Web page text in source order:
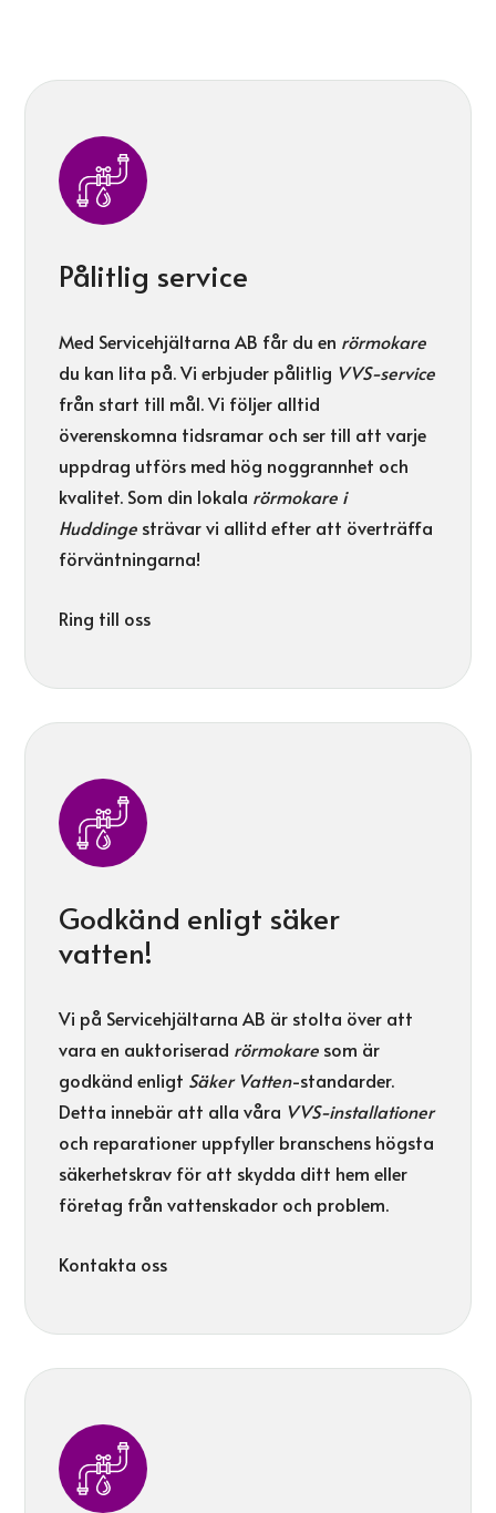
Pålitlig service
Med Servicehjältarna AB får du en rörmokare
du kan lita på. Vi erbjuder pålitlig VVS-service
från start till mål. Vi följer alltid
överenskomna tidsramar och ser till att varje
uppdrag utförs med hög noggrannhet och
kvalitet. Som din lokala rörmokare i
Huddinge strävar vi allitd efter att överträffa
förväntningarna!
Ring till oss
Godkänd enligt säker
vatten!
Vi på Servicehjältarna AB är stolta över att
vara en auktoriserad rörmokare som är
godkänd enligt Säker Vatten-standarder.
Detta innebär att alla våra VVS-installationer
och reparationer uppfyller branschens högsta
säkerhetskrav för att skydda ditt hem eller
företag från vattenskador och problem.
Kontakta oss